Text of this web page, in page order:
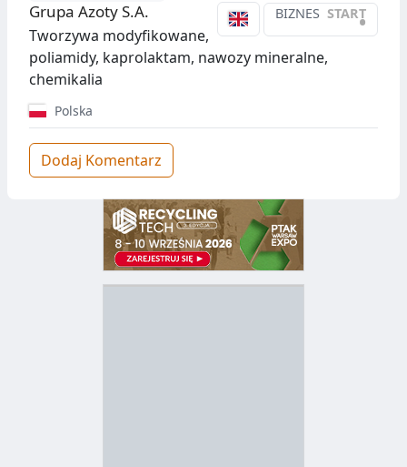
BIZNES START
•
Grupa Azoty S.A.
Tworzywa modyfikowane,
poliamidy, kaprolaktam, nawozy mineralne,
chemikalia
Polska
Dodaj Komentarz